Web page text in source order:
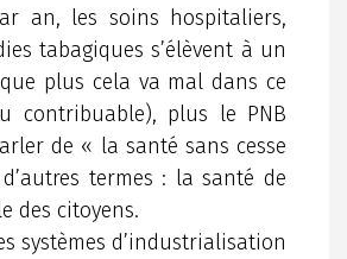
an, les soins hospitaliers,
tabagiques s’élèvent à un
plus cela va mal dans ce
contribuable), plus le PNB
de « la santé sans cesse
termes : la santé de
des citoyens.
systèmes d’industrialisation